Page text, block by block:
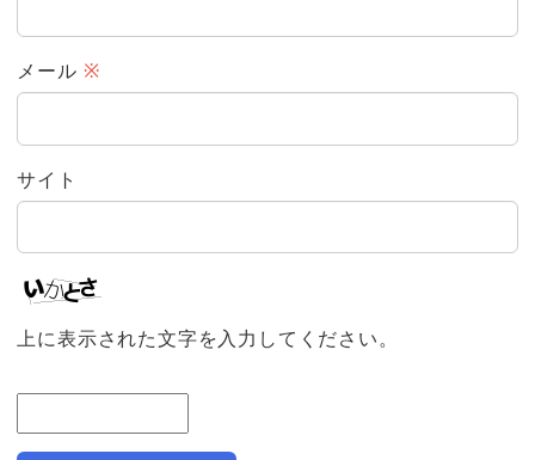
メール ※
サイト
上に表示された文字を入力してください。